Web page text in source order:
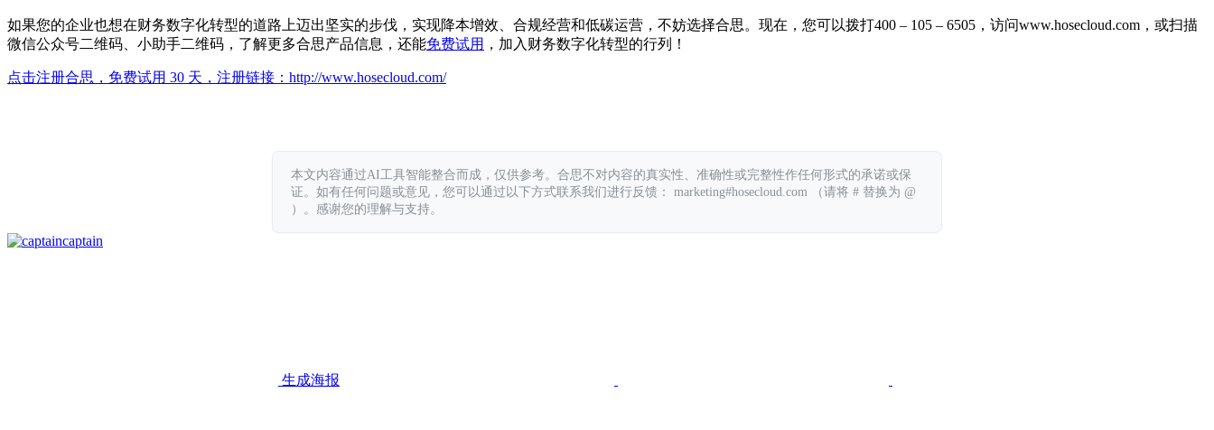
如果您的企业也想在财务数字化转型的道路上迈出坚实的步伐，实现降本增效、合规经营和低碳运营，不妨选择合思。现在，您可以拨打400 – 105 – 6505，访问www.hosecloud.com，或扫描
微信公众号二维码、小助手二维码，了解更多合思产品信息，还能免费试用 ，加入财务数字化转型的行列！
点击注册合思，免费试用 30 天，注册链接： http://www.hosecloud.com/
本文内容通过AI工具智能整合而成，仅供参考。合思不对内容的真实性、准确性或完整性作任何形式的承诺或保
证。如有任何问题或意见，您可以通过以下方式联系我们进行反馈： marketing#hosecloud.com （请将 # 替换为 @
）。感谢您的理解与支持。
captain
生成海报